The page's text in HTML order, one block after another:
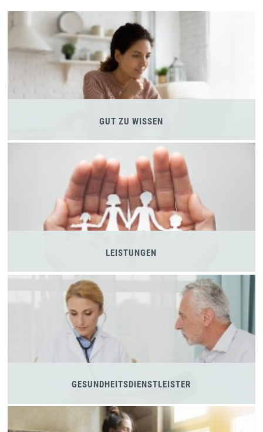
GUT ZU WISSEN
LEISTUNGEN
GESUNDHEITSDIENSTLEISTER